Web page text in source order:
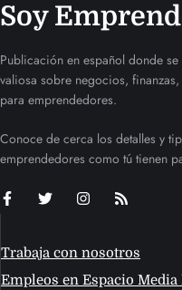
Soy
Publicación en español donde
valiosa sobre negocios,
para emprendedores.
Conoce de cerca los detalles y
emprendedores como tú tienen
Trabaja con nosotros
Empleos en Espacio